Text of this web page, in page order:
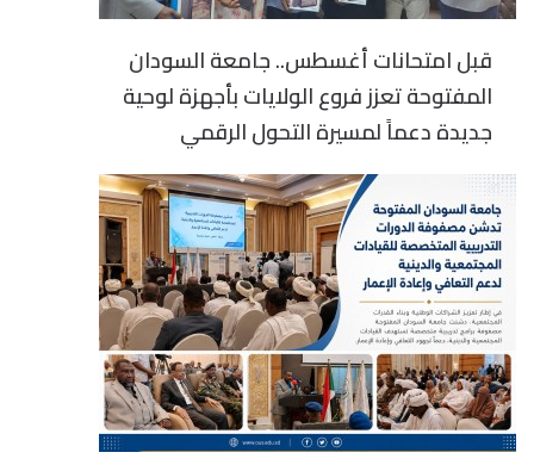
قبل امتحانات أغسطس.. جامعة السودان
المفتوحة تعزز فروع الولايات بأجهزة لوحية
جديدة دعماً لمسيرة التحول الرقمي